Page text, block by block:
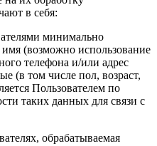
в себя:
минимально
(возможно использование
телефона и/или адрес
(в том числе пол, возраст,
Пользователем по
таких данных для связи с
обрабатываемая